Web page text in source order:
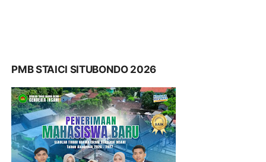
PMB STAICI SITUBONDO 2026